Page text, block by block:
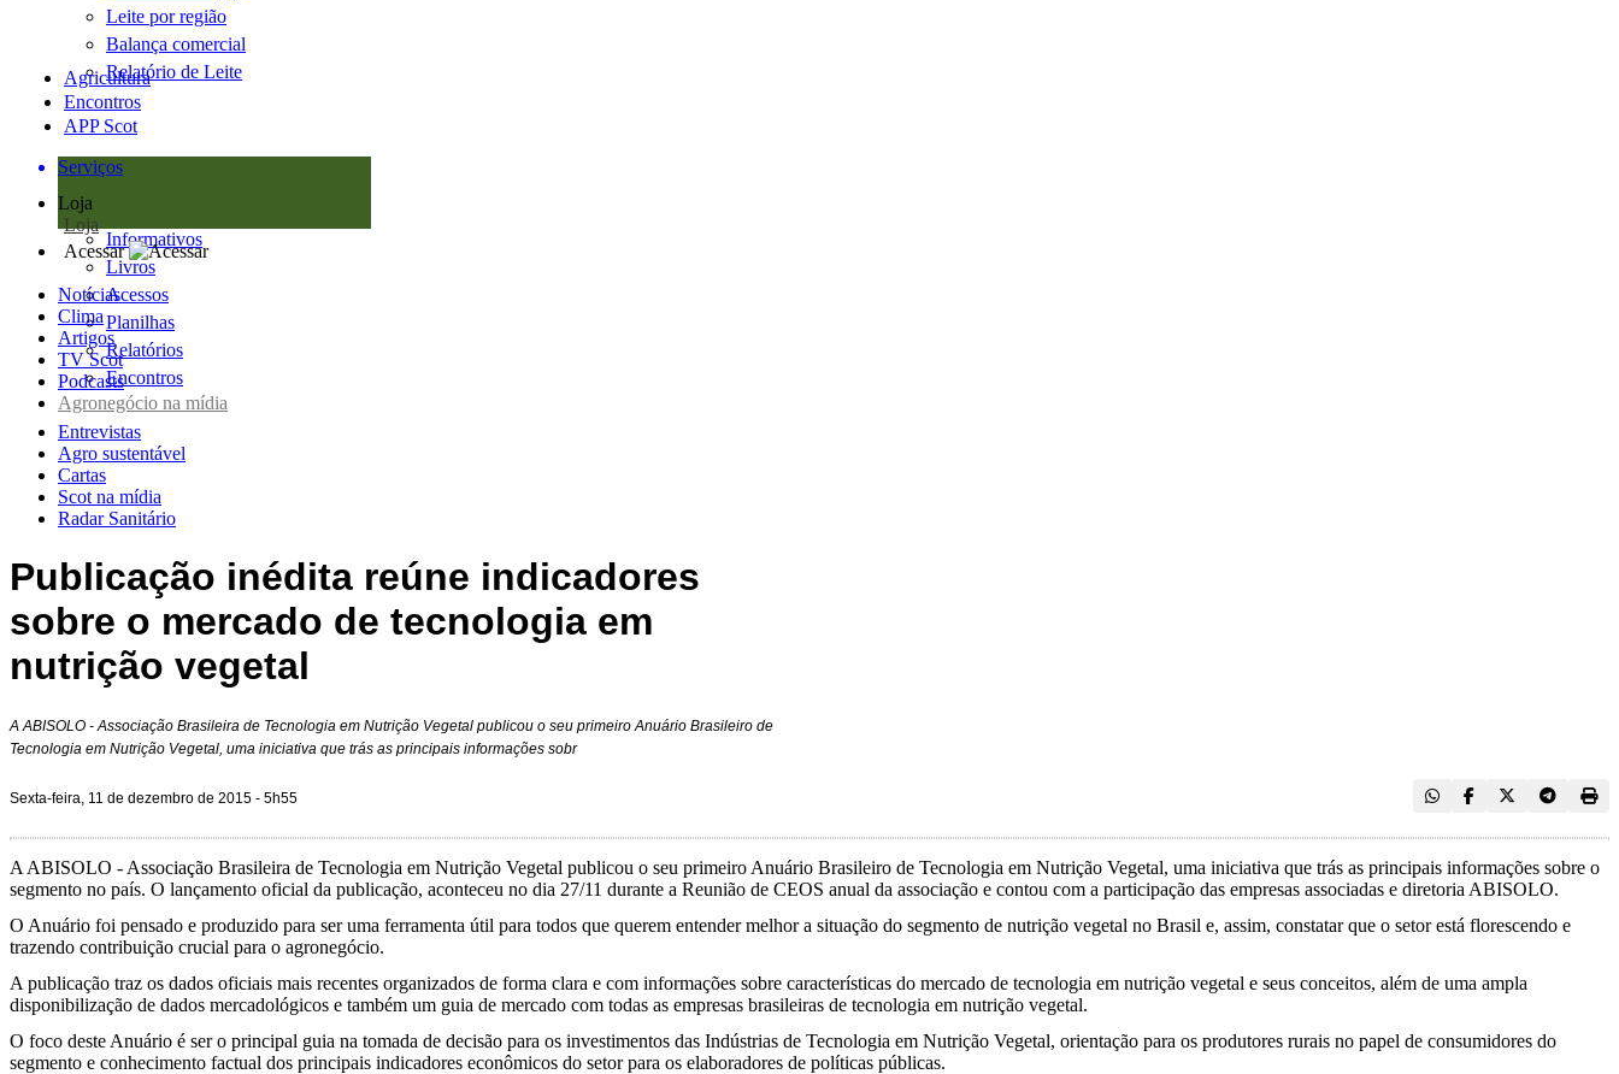
Leite por região
Balança comercial
Relatório de Leite
Agricultura
Encontros
APP Scot
Serviços
Loja
Loja
Informativos
Livros
Acessos
Planilhas
Relatórios
Encontros
Acessar
Notícias
Clima
Artigos
TV Scot
Podcasts
Agronegócio na mídia
Entrevistas
Agro sustentável
Cartas
Scot na mídia
Radar Sanitário
Publicação inédita reúne indicadores
sobre o mercado de tecnologia em
nutrição vegetal
A ABISOLO - Associação Brasileira de Tecnologia em Nutrição Vegetal publicou o seu primeiro Anuário Brasileiro de
Tecnologia em Nutrição Vegetal, uma iniciativa que trás as principais informações sobr
Sexta-feira, 11 de dezembro de 2015 - 5h55
A ABISOLO - Associação Brasileira de Tecnologia em Nutrição Vegetal publicou o seu primeiro Anuário Brasileiro de Tecnologia em Nutrição Vegetal, uma iniciativa que trás as principais informações sobre o
segmento no país. O lançamento oficial da publicação, aconteceu no dia 27/11 durante a Reunião de CEOS anual da associação e contou com a participação das empresas associadas e diretoria ABISOLO.
O Anuário foi pensado e produzido para ser uma ferramenta útil para todos que querem entender melhor a situação do segmento de nutrição vegetal no Brasil e, assim, constatar que o setor está florescendo e
trazendo contribuição crucial para o agronegócio.
A publicação traz os dados oficiais mais recentes organizados de forma clara e com informações sobre características do mercado de tecnologia em nutrição vegetal e seus conceitos, além de uma ampla
disponibilização de dados mercadológicos e também um guia de mercado com todas as empresas brasileiras de tecnologia em nutrição vegetal.
O foco deste Anuário é ser o principal guia na tomada de decisão para os investimentos das Indústrias de Tecnologia em Nutrição Vegetal, orientação para os produtores rurais no papel de consumidores do
segmento e conhecimento factual dos principais indicadores econômicos do setor para os elaboradores de políticas públicas.